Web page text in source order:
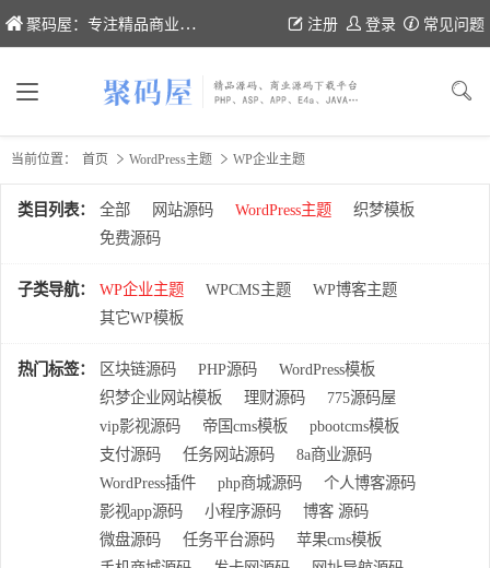
聚码屋：专注精品商业网站源码、织梦/帝国cms模板、wp主题的分享 注册 登录 常见问题
当前位置： 首页 WordPress主题 WP企业主题
类目列表： 全部 网站源码 WordPress主题
织梦模板
免费源码
子类导航： WP企业主题 WPCMS主题
WP博客主题
其它WP模板
热门标签： 区块链源码 PHP源码
WordPress模板
织梦企业网站模板
理财源码
775源码屋
vip影视源码
帝国cms模板
pbootcms模板
支付源码
任务网站源码
8a商业源码
WordPress插件
php商城源码
个人博客源码
影视app源码
小程序源码
博客 源码
微盘源码
任务平台源码
苹果cms模板